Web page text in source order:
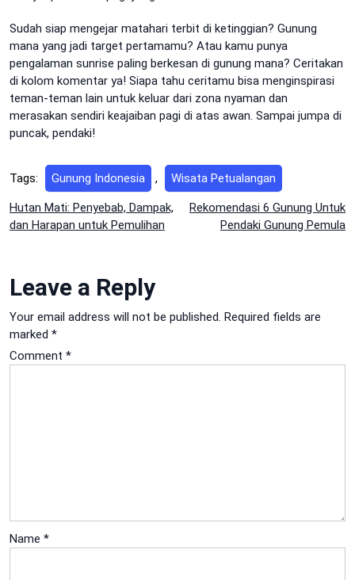
Sudah siap mengejar matahari terbit di ketinggian? Gunung
mana yang jadi target pertamamu? Atau kamu punya
pengalaman sunrise paling berkesan di gunung mana? Ceritakan
di kolom komentar ya! Siapa tahu ceritamu bisa menginspirasi
teman-teman lain untuk keluar dari zona nyaman dan
merasakan sendiri keajaiban pagi di atas awan. Sampai jumpa di
puncak, pendaki!
Tags: Gunung Indonesia , Wisata Petualangan
Post
navigation
Hutan Mati: Penyebab, Dampak,
dan Harapan untuk Pemulihan
Rekomendasi 6 Gunung Untuk
Pendaki Gunung Pemula
Leave a Reply
Your email address will not be published. Required fields are
marked *
Comment *
Name *